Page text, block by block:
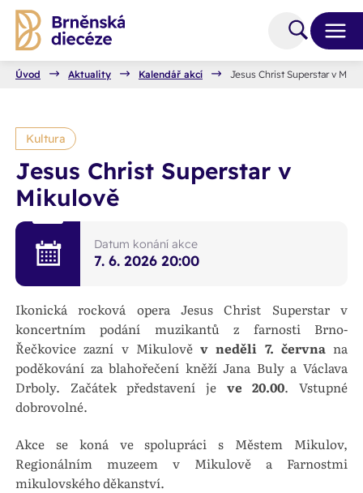
Úvod Aktuality Kalendář akcí Jesus Christ Superstar v
Kultura
Jesus Christ Superstar v
Mikulově
Datum konání akce
7. 6. 2026 20:00
Ikonická rocková opera Jesus Christ Superstar v
koncertním podání muzikantů z farnosti Brno-
Řečkovice zazní v Mikulově v neděli 7. června na
poděkování za blahořečení kněží Jana Buly a Václava
Drboly. Začátek představení je ve 20.00. Vstupné
dobrovolné.
Akce se koná ve spolupráci s Městem Mikulov,
Regionálním muzeem v Mikulově a Farnostmi
mikulovského děkanství.